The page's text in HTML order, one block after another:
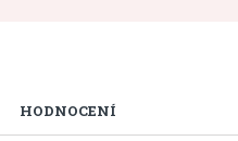
HODNOCENÍ